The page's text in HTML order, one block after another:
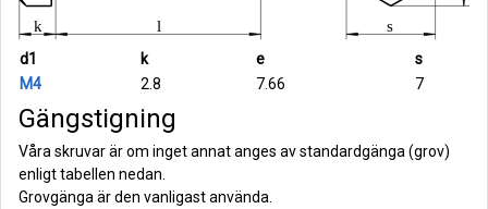
d1 k e
s
M4
2.8 7.66 7
Gängstigning
Våra skruvar är om inget annat anges av standardgänga (grov)
enligt tabellen nedan.
Grovgänga är den vanligast använda.